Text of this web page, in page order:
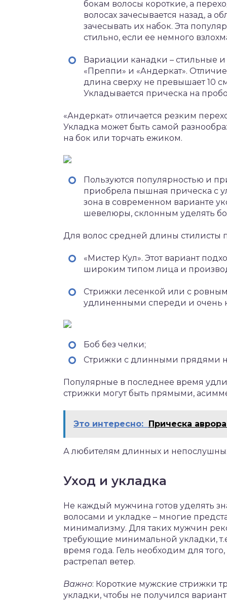
бокам волосы короткие, а
волосах зачесывается назад, а
зачесывать их набок. Эта
стильно, если ее немного
Вариации канадки – стильные
«Преппи» и «Андеркат».
длина сверху не превышает 10
Укладывается прическа на
«Андеркат» отличается резким
Укладка может быть самой
на бок или торчать ежиком.
Пользуются популярностью и
приобрела пышная прическа с
зона в современном варианте
шевелюры, склонным уделять
Для волос средней длины стилисты
«Мистер Кул». Этот вариант
широким типом лица и
Стрижки лесенкой или с
удлиненными спереди и очень
Боб без челки;
Стрижки с длинными прядями
Популярные в последнее время
стрижки могут быть прямыми,
Это интересно: Прическа
А любителям длинных и
Уход и укладка
Не каждый мужчина готов уделять
волосами и укладке – многие
минимализму. Для таких мужчин
требующие минимальной укладки,
время года. Гель необходим для
растрепал ветер.
Важно: Короткие мужские стрижки
укладки, чтобы не получился